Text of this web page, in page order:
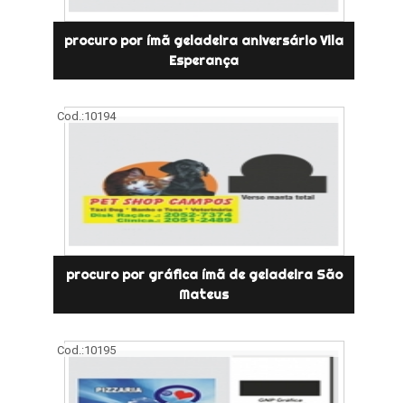
procuro por ímã geladeira aniversário Vila
Esperança
Cod.:10194
procuro por gráfica ímã de geladeira São
Mateus
Cod.:10195